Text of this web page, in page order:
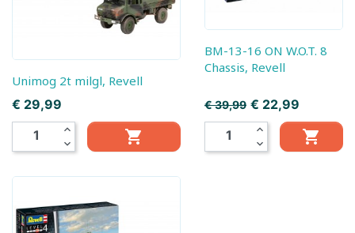
Unimog 2t milgl, Revell
Prijs
€ 29,99
expand_less
expand_more

BM-13-16 ON W.O.T. 8
Chassis, Revell
€ 39,99 Prijs
€ 22,99
expand_less
expand_more
